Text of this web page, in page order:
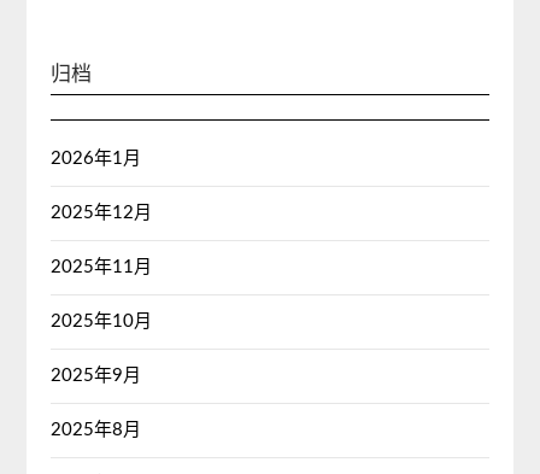
归档
2026年1月
2025年12月
2025年11月
2025年10月
2025年9月
2025年8月